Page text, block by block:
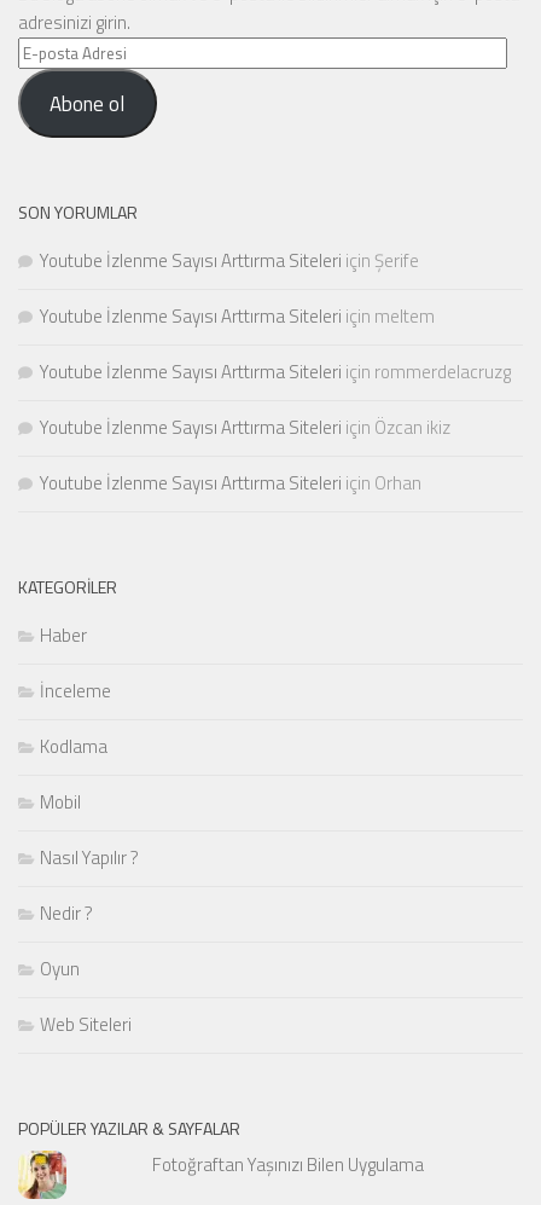
adresinizi girin.
E-
posta
AdresiAbone ol
SON YORUMLAR
Youtube İzlenme Sayısı Arttırma Siteleri için Şerife
Youtube İzlenme Sayısı Arttırma Siteleri için meltem
Youtube İzlenme Sayısı Arttırma Siteleri için rommerdelacruzg
Youtube İzlenme Sayısı Arttırma Siteleri için Özcan ikiz
Youtube İzlenme Sayısı Arttırma Siteleri için Orhan
KATEGORILER
Haber
İnceleme
Kodlama
Mobil
Nasıl Yapılır ?
Nedir ?
Oyun
Web Siteleri
POPÜLER YAZILAR & SAYFALAR
Fotoğraftan Yaşınızı Bilen Uygulama